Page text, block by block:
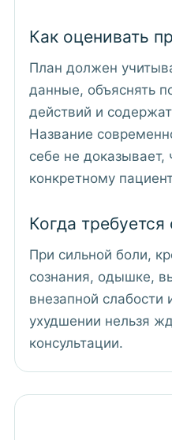
Как оценивать
План должен
данные, объяснять
действий и
Название
себе не доказывает,
конкретному
Когда
При сильной боли,
сознания, одышке,
внезапной слабости
ухудшении нельзя
консультации.